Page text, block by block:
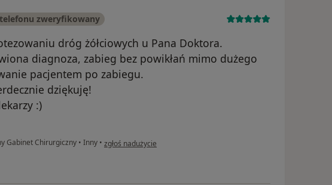
zweryfikowany
dróg żółciowych u Pana Doktora.
diagnoza, zabieg bez powikłań mimo dużego
pacjentem po zabiegu.
dziękuję!
:)
Gabinet Chirurgiczny • Inny • w opinii użytkownika Sylwia
zgłoś nadużycie